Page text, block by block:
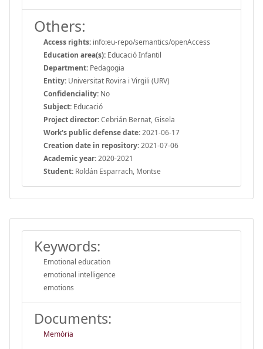
Others:
Access rights: info:eu-repo/semantics/openAccess
Education area(s): Educació Infantil
Department: Pedagogia
Entity: Universitat Rovira i Virgili (URV)
Confidenciality: No
Subject: Educació
Project director:Cebrián Bernat, Gisela
Work's public defense date:2021-06-17
Creation date in repository:2021-07-06
Academic year:2020-2021
Student: Roldán Esparrach, Montse
Keywords:
Emotional education
emotional intelligence
emotions
Documents:
Memòria